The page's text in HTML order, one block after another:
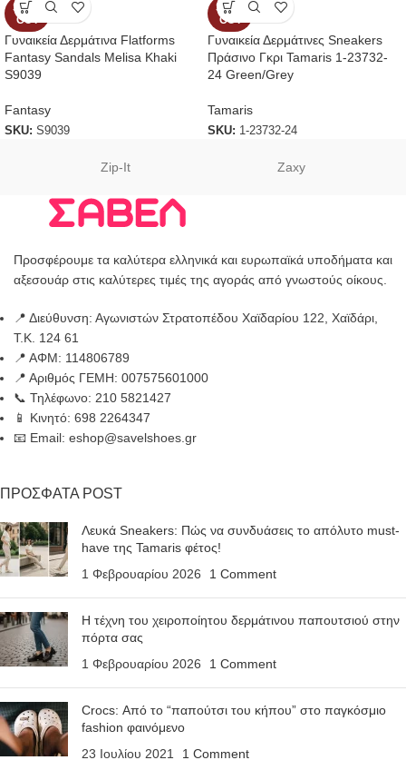
SOLD
OUT
Γυναικεία Δερμάτινα Flatforms
Fantasy Sandals Melisa Khaki
S9039
Fantasy
SKU: S9039
SOLD
OUT
Γυναικεία Δερμάτινες Sneakers
Πράσινο Γκρι Tamaris 1-23732-
24 Green/Grey
Tamaris
SKU: 1-23732-24
Zip-It Zaxy
Προσφέρουμε τα καλύτερα ελληνικά και ευρωπαϊκά υποδήματα και
αξεσουάρ στις καλύτερες τιμές της αγοράς από γνωστούς οίκους.
📍 Διεύθυνση: Αγωνιστών Στρατοπέδου Χαϊδαρίου 122, Χαϊδάρι,
Τ.Κ. 124 61
📍 ΑΦΜ: 114806789
📍 Αριθμός ΓΕΜΗ: 007575601000
📞 Τηλέφωνο: 210 5821427
📱 Κινητό: 698 2264347
📧 Email: eshop@savelshoes.gr
ΠΡΟΣΦΑΤΑ POST
Λευκά Sneakers: Πώς να συνδυάσεις το απόλυτο must-
have της Tamaris φέτος!
1 Φεβρουαρίου 2026
1 Comment
Η τέχνη του χειροποίητου δερμάτινου παπουτσιού στην
πόρτα σας
1 Φεβρουαρίου 2026
1 Comment
Crocs: Από το “παπούτσι του κήπου” στο παγκόσμιο
fashion φαινόμενο
23 Ιουλίου 2021
1 Comment